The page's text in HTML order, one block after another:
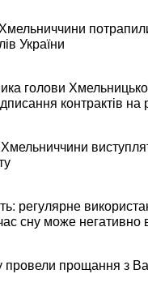
Хмельниччини
України
голови
контрактів на
регулярне
сну може негативно
провели прощання з